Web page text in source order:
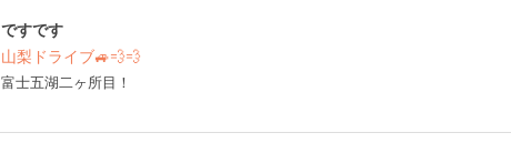
ですです
山梨ドライブ🚙💨💨
富士五湖二ヶ所目！